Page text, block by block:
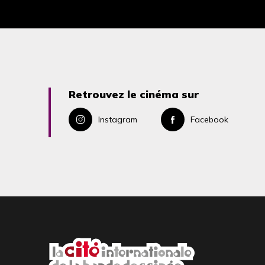
Retrouvez le cinéma sur
Instagram Facebook